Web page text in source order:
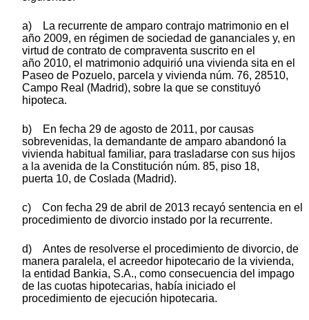
a) La recurrente de amparo contrajo matrimonio en el
año 2009, en régimen de sociedad de gananciales y, en
virtud de contrato de compraventa suscrito en el
año 2010, el matrimonio adquirió una vivienda sita en el
Paseo de Pozuelo, parcela y vivienda núm. 76, 28510,
Campo Real (Madrid), sobre la que se constituyó
hipoteca.
b) En fecha 29 de agosto de 2011, por causas
sobrevenidas, la demandante de amparo abandonó la
vivienda habitual familiar, para trasladarse con sus hijos
a la avenida de la Constitución núm. 85, piso 18,
puerta 10, de Coslada (Madrid).
c) Con fecha 29 de abril de 2013 recayó sentencia en el
procedimiento de divorcio instado por la recurrente.
d) Antes de resolverse el procedimiento de divorcio, de
manera paralela, el acreedor hipotecario de la vivienda,
la entidad Bankia, S.A., como consecuencia del impago
de las cuotas hipotecarias, había iniciado el
procedimiento de ejecución hipotecaria.